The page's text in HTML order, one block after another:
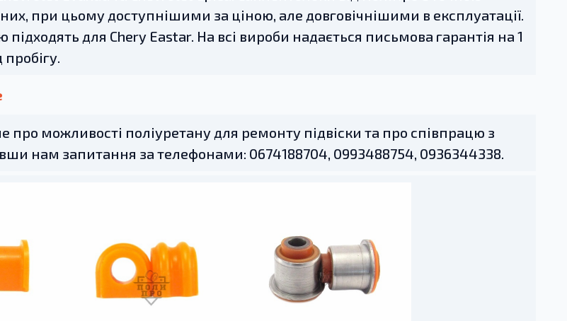
при цьому доступнішими за ціною, але довговічнішими в експлуатації.
підходять для Chery Eastar. На всі вироби надається письмова гарантія на 1
про можливості поліуретану для ремонту підвіски та про співпрацю з
нам запитання за телефонами: 0674188704, 0993488754, 0936344338.